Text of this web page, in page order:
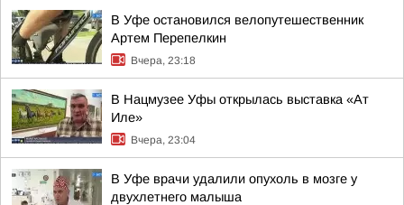
В Уфе остановился велопутешественник
Артем Перепелкин
Вчера, 23:18
В Нацмузее Уфы открылась выставка «Ат
Иле»
Вчера, 23:04
В Уфе врачи удалили опухоль в мозге у
двухлетнего малыша